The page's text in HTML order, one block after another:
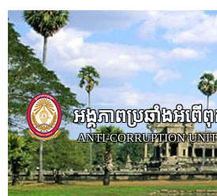
អង្គភាពប្រឆាំងអំព
ANTI-CORRUPTION